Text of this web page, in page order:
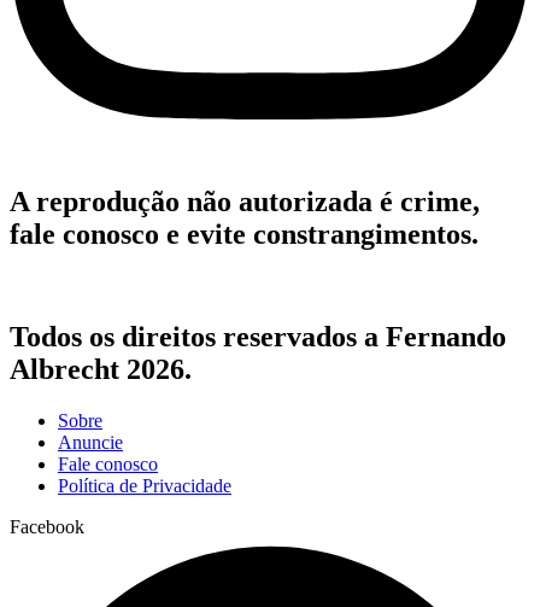
A reprodução não autorizada é crime,
fale conosco e evite constrangimentos.
Todos os direitos reservados a Fernando
Albrecht 2026.
Sobre
Anuncie
Fale conosco
Política de Privacidade
Facebook